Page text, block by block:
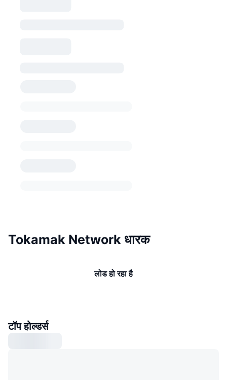
Tokamak Network धारक
लोड हो रहा है
टॉप होल्डर्स